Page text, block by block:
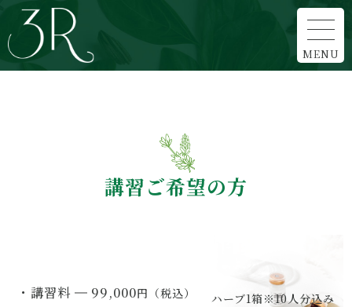
講習ご希望の方
・講習料 99,000円（税込） ハーブ1箱※10人分込み